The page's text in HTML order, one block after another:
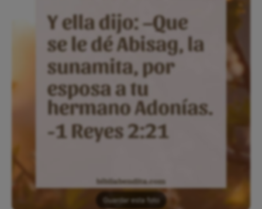
Guardar esta foto